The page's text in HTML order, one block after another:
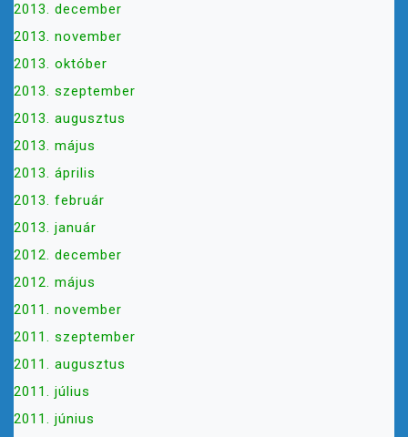
2013. december
2013. november
2013. október
2013. szeptember
2013. augusztus
2013. május
2013. április
2013. február
2013. január
2012. december
2012. május
2011. november
2011. szeptember
2011. augusztus
2011. július
2011. június